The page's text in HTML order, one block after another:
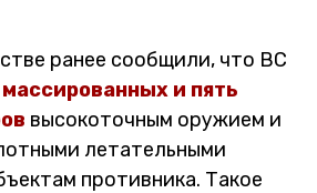
ранее сообщили, что ВС
и пять
высокоточным оружием и
летательными
противника. Такое